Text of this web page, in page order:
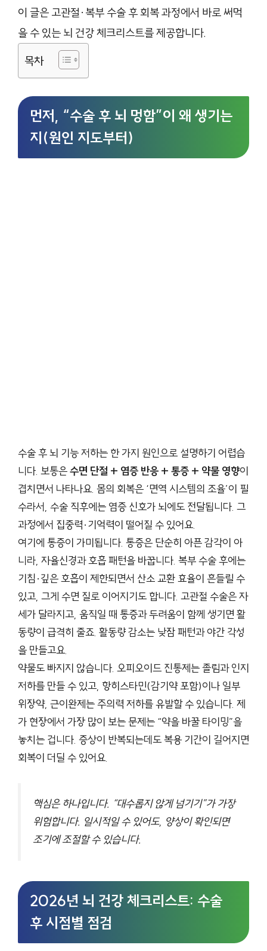
이 글은 고관절·복부 수술 후 회복 과정에서 바로 써먹
을 수 있는 뇌 건강 체크리스트를 제공합니다.
목차
먼저, “수술 후 뇌 멍함”이 왜 생기는
지(원인 지도부터)
수술 후 뇌 기능 저하는 한 가지 원인으로 설명하기 어렵습
니다. 보통은수면 단절 + 염증 반응 + 통증 + 약물 영향이
겹치면서 나타나요. 몸의 회복은 ‘면역 시스템의 조율’이 필
수라서, 수술 직후에는 염증 신호가 뇌에도 전달됩니다. 그
과정에서 집중력·기억력이 떨어질 수 있어요.
여기에 통증이 가미됩니다. 통증은 단순히 아픈 감각이 아
니라, 자율신경과 호흡 패턴을 바꿉니다. 복부 수술 후에는
기침·깊은 호흡이 제한되면서 산소 교환 효율이 흔들릴 수
있고, 그게 수면 질로 이어지기도 합니다. 고관절 수술은 자
세가 달라지고, 움직일 때 통증과 두려움이 함께 생기면 활
동량이 급격히 줄죠. 활동량 감소는 낮잠 패턴과 야간 각성
을 만들고요.
약물도 빠지지 않습니다. 오피오이드 진통제는 졸림과 인지
저하를 만들 수 있고, 항히스타민(감기약 포함)이나 일부
위장약, 근이완제는 주의력 저하를 유발할 수 있습니다. 제
가 현장에서 가장 많이 보는 문제는 “약을 바꿀 타이밍”을
놓치는 겁니다. 증상이 반복되는데도 복용 기간이 길어지면
회복이 더딜 수 있어요.
핵심은 하나입니다. “대수롭지 않게 넘기기”가 가장
위험합니다. 일시적일 수 있어도, 양상이 확인되면
조기에 조절할 수 있습니다.
2026년 뇌 건강 체크리스트: 수술
후 시점별 점검